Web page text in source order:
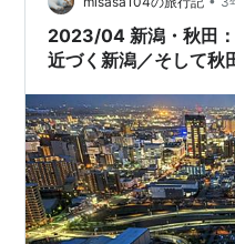
2023/04 新潟・秋田
近づく新潟／そして秋